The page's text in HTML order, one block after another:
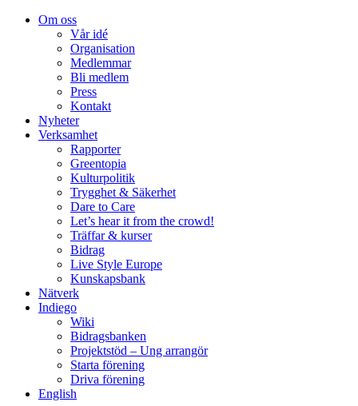
Om oss
Vår idé
Organisation
Medlemmar
Bli medlem
Press
Kontakt
Nyheter
Verksamhet
Rapporter
Greentopia
Kulturpolitik
Trygghet & Säkerhet
Dare to Care
Let’s hear it from the crowd!
Träffar & kurser
Bidrag
Live Style Europe
Kunskapsbank
Nätverk
Indiego
Wiki
Bidragsbanken
Projektstöd – Ung arrangör
Starta förening
Driva förening
English